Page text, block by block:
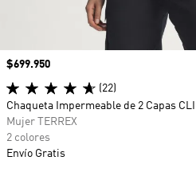
Precio
$699.950
(22)
Chaqueta Impermeable de 2 Capas
Mujer TERREX
2 colores
Envío Gratis